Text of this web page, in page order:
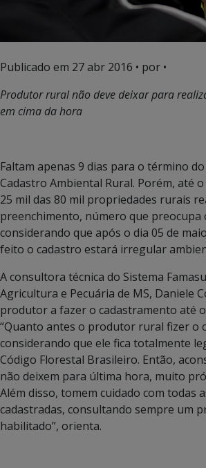
Publicado em 27 abr 2016 • por •
Produtor rural não deve deixar para
em cima da hora
Faltam apenas 9 dias para o término
Cadastro Ambiental Rural. Porém, até
25 mil das 80 mil propriedades rurais
preenchimento, número que
considerando que após o dia 05 de
feito o cadastro estará irregular
A consultora técnica do Sistema
Agricultura e Pecuária de MS, Daniele
produtor a fazer o cadastramento até
“Quanto antes o produtor rural fizer o
considerando que ele fica totalmente
Código Florestal Brasileiro. Então,
não deixem para última hora, muito
Além disso, tomem cuidado com todas
cadastradas, consultando sempre um
habilitado”, orienta.